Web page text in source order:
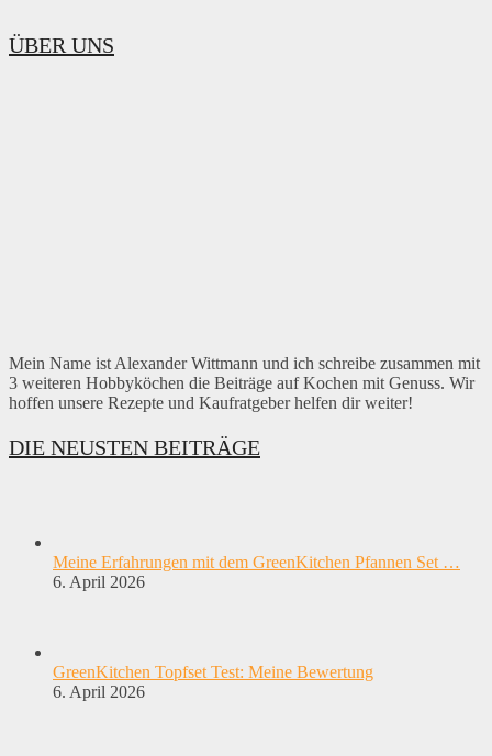
ÜBER UNS
Mein Name ist Alexander Wittmann und ich schreibe zusammen mit
3 weiteren Hobbyköchen die Beiträge auf Kochen mit Genuss. Wir
hoffen unsere Rezepte und Kaufratgeber helfen dir weiter!
DIE NEUSTEN BEITRÄGE
Meine Erfahrungen mit dem GreenKitchen Pfannen Set …
6. April 2026
GreenKitchen Topfset Test: Meine Bewertung
6. April 2026